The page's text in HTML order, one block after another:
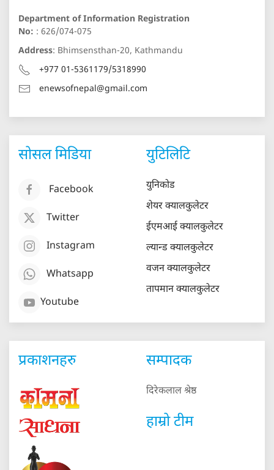
Department of Information Registration
No: : 626/074-075
Address: Bhimsensthan-20, Kathmandu
+977 01-5361179/5318990
enewsofnepal@gmail.com
सोसल मिडिया
Facebook
Twitter
Instagram
Whatsapp
Youtube
युटिलिटि
युनिकोड
शेयर क्यालकुलेटर
ईएमआई क्यालकुलेटर
ल्यान्ड क्यालकुलेटर
वजन क्यालकुलेटर
तापमान क्यालकुलेटर
प्रकाशनहरु सम्पादक
दिरेकलाल श्रेष्ठ
हाम्रो टीम